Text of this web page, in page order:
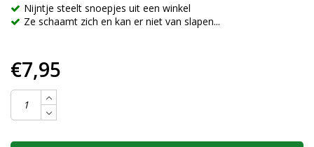
Nijntje steelt snoepjes uit een winkel
Ze schaamt zich en kan er niet van slapen...
€7,95